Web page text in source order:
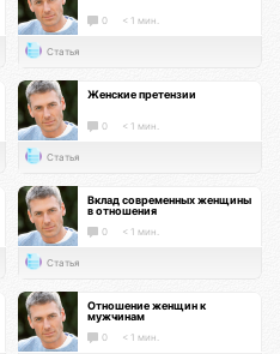
0 < 1 мин.
Статья
Женские претензии
0 < 1 мин.
Статья
Вклад современных женщины
в отношения
0 < 1 мин.
Статья
Отношение женщин к
мужчинам
0 < 1 мин.